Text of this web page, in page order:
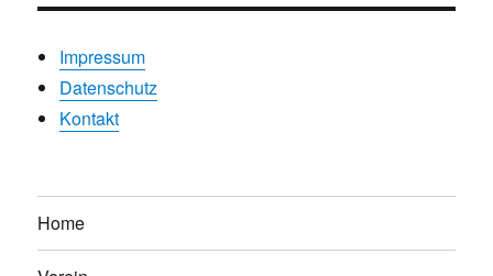
Impressum
Datenschutz
Kontakt
Home